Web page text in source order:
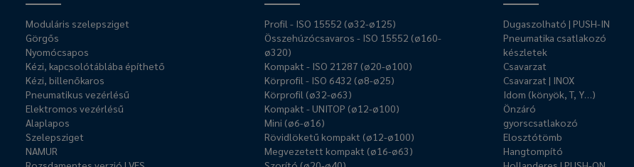
Moduláris szelepsziget
Görgős
Nyomócsapos
Kézi, kapcsolótáblába építhető
Kézi, billenőkaros
Pneumatikus vezérlésű
Elektromos vezérlésű
Alaplapos
Szelepsziget
NAMUR
Profil - ISO 15552 (ø32-ø125)
Összehúzócsavaros - ISO 15552 (ø160-
ø320)
Kompakt - ISO 21287 (ø20-ø100)
Körprofil - ISO 6432 (ø8-ø25)
Körprofil (ø32-ø63)
Kompakt - UNITOP (ø12-ø100)
Mini (ø6-ø16)
Rövidlöketű kompakt (ø12-ø100)
Megvezetett kompakt (ø16-ø63)
Dugaszolható | PUSH-IN
Pneumatika csatlakozó
készletek
Csavarzat
Csavarzat | INOX
Idom (könyök, T, Y…)
Önzáró
gyorscsatlakozó
Elosztótömb
Hangtompító